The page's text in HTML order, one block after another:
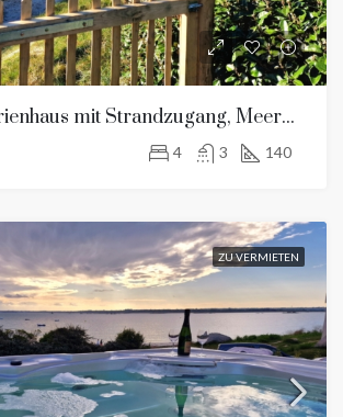
Para Ty - Ferienhaus mit Strandzugang, Meerblick
4 3 140
ZU VERMIETEN